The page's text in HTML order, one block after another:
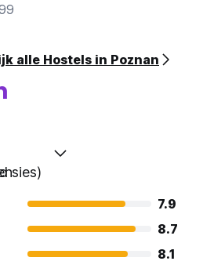
alle Hostels in Poznan
7.9
8.7
8.1